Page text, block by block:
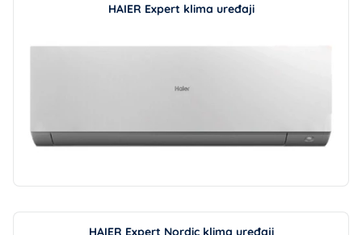
HAIER Expert klima uređaji
HAIER Expert Nordic klima uređaji